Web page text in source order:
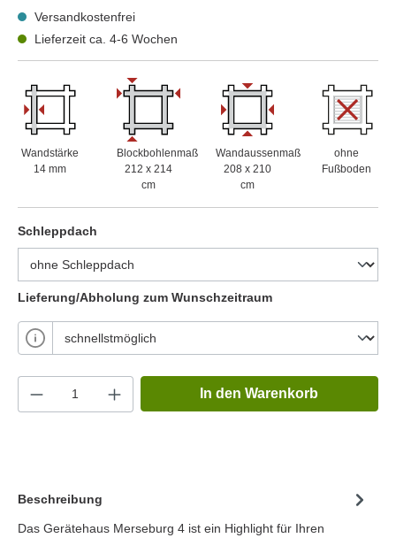
Versandkostenfrei
Lieferzeit ca. 4-6 Wochen
Wandstärke
14 mm
Blockbohlenmaß
212 x 214
cm
Wandaussenmaß
208 x 210
cm
ohne
Fußboden
Schleppdach
Lieferung/Abholung zum Wunschzeitraum
In den Warenkorb
Beschreibung
Das Gerätehaus Merseburg 4 ist ein Highlight für Ihren